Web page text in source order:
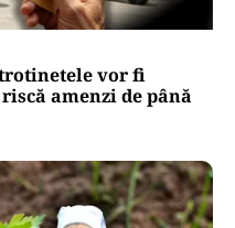
în frigider după ce l-
mulți nu o știau